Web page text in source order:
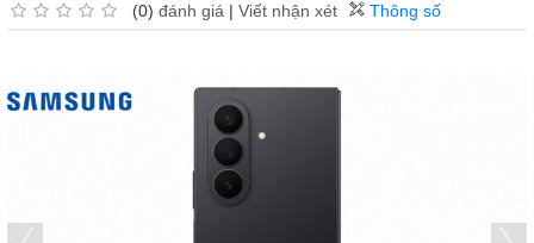
(0) đánh giá | Viết nhận xét Thông số